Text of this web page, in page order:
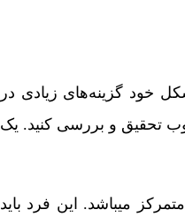
خود گزینه‌های زیادی در
تحقیق و بررسی کنید. یک
میباشد. این فرد باید